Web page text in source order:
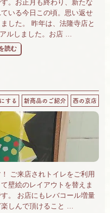
。お正月も終わり、新たな
いる今日この頃。思い返せ
した。 昨年は、法隆寺店と
ルしました。お店 …
年いろいろあったなぁ” の
読む
する 新商品のご紹介 西の京店
ご来店されトイレをご利用
壁絵のレイアウトを替えま
。 お店にもレバコール増量
しんで頂けること …